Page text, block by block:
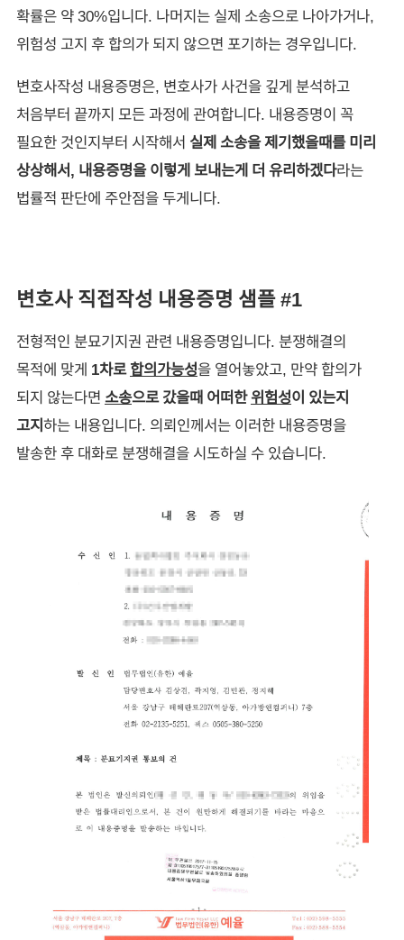
확률은 약 30%입니다. 나머지는 실제 소송으로 나아가거나,
위험성 고지 후 합의가 되지 않으면 포기하는 경우입니다.
변호사작성 내용증명은, 변호사가 사건을 깊게 분석하고
처음부터 끝까지 모든 과정에 관여합니다. 내용증명이 꼭
필요한 것인지부터 시작해서 실제 소송을 제기했을때를 미리
상상해서, 내용증명을 이렇게 보내는게 더 유리하겠다라는
법률적 판단에 주안점을 두게니다.
변호사 직접작성 내용증명 샘플 #1
전형적인 분묘기지권 관련 내용증명입니다. 분쟁해결의
목적에 맞게 1차로합의가능성을 열어놓았고, 만약 합의가
되지 않는다면 소송으로 갔을때 어떠한위험성이 있는지
고지하는 내용입니다. 의뢰인께서는 이러한 내용증명을
발송한 후 대화로 분쟁해결을 시도하실 수 있습니다.